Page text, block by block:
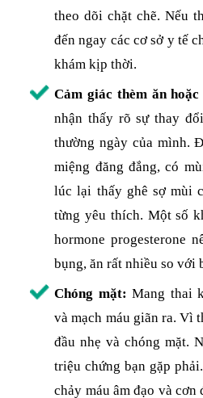
theo dõi chặt chẽ. Nếu
đến ngay các cơ sở y tế
khám kịp thời.
Cảm giác thèm ăn hoặc
nhận thấy rõ sự thay
thường ngày của mình.
miệng đăng đắng, có
lúc lại thấy ghê sợ mùi
từng yêu thích. Một số
hormone progesterone
bụng, ăn rất nhiều so với
Chóng mặt:Mang thai
và mạch máu giãn ra. Vì
đầu nhẹ và chóng mặt.
triệu chứng bạn gặp
chảy máu âm đạo và